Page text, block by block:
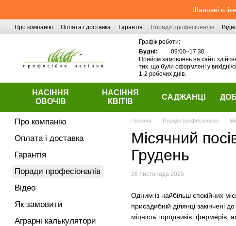
Шановні
Про компанію Оплата і доставка Гарантія Поради професіоналів
Графік роботи:
Будні:
09:00–17:30
Прийом замовлень на сайті
тих, що були оформлені у вихідні/
1-2 робочих днів.
НАСІННЯ
ОВОЧІВ
НАСІННЯ
КВІТІВ
САДЖАНЦІ
Головна Поради професіоналів
Місячний
Грудень
28 листопада 2025
Одним із найбільш спокійних
присадибній ділянці закінчені
міцність городників, фермерів,
Про компанію
Оплата і доставка
Гарантія
Поради професіоналів
Відео
Як замовити
Аграрні калькулятори